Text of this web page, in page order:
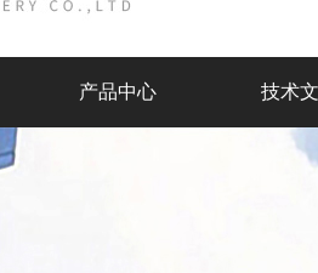
产品中心 技术